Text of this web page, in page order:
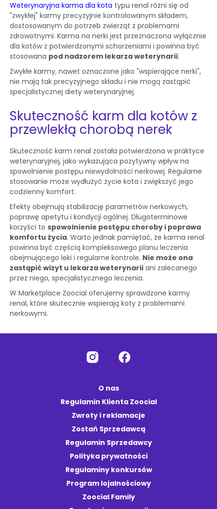
Weterynaryjna karma dla kota typu renal różni się od
"zwykłej" karmy precyzyjnie kontrolowanym składem,
dostosowanym do potrzeb zwierząt z problemami
zdrowotnymi. Karma na nerki jest przeznaczona wyłącznie
dla kotów z potwierdzonymi schorzeniami i powinna być
stosowana pod nadzorem lekarza weterynarii.
Zwykłe karmy, nawet oznaczone jako "wspierające nerki",
nie mają tak precyzyjnego składu i nie mogą zastąpić
specjalistycznej diety weterynaryjnej.
Skuteczność karm dla kotów z
przewlekłą chorobą nerek
Skuteczność karm renal została potwierdzona w praktyce
weterynaryjnej, jako wykazująca pozytywny wpływ na
spowolnienie postępu niewydolności nerkowej. Regularne
stosowanie może wydłużyć życie kota i zwiększyć jego
codzienny komfort.
Efekty obejmują stabilizację parametrów nerkowych,
poprawę apetytu i kondycji ogólnej. Długoterminowe
korzyści to spowolnienie postępu choroby i poprawa
komfortu życia. Warto jednak pamiętać, że karma renal
powinna być częścią kompleksowego planu leczenia
obejmującego leki i regularne kontrole. Nie może ona
zastąpić wizyt u lekarza weterynarii ani zalecanego
przez niego, specjalistycznego leczenia.
W Marketplace Zoocial oferujemy sprawdzone karmy
renal, które skutecznie wspierają koty z problemami
nerkowymi.
O nas
Regulamin Klienta Zoocial
Zwroty i reklamacje
Zostań Sprzedawcą
Regulamin Sprzedawcy
Polityka prywatności
Regulaminy konkursów
Program lojalnościowy
Zoocial Family